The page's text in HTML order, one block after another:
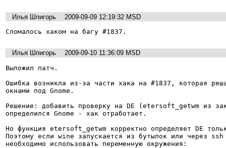
Илья Шпигорь
2009-09-09 12:19:32 MSD
Сломалось хаком на багу #1837.
Илья Шпигорь
2009-09-10 11:36:09 MSD
Выложил патч.
Ошибка возникла из-за части хака на #1837, которая
окнами под Gnome.
Решение: добавить проверку на DE (etersoft_getwm из
определился Gnome - хак отработает.
Но функция etersoft_getwm корректно определяет DE
Поэтому если wine запускается из бутылок или через
необходимо использовать переменную окружения: